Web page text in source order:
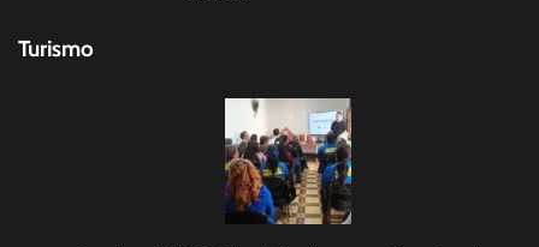
Turismo